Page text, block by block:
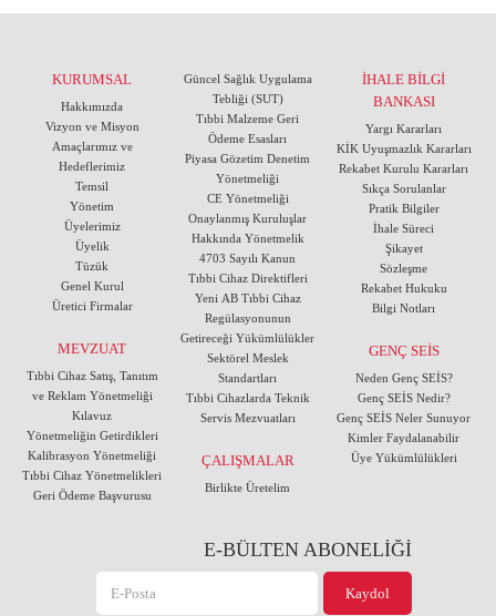
KURUMSAL
Hakkımızda
Vizyon ve Misyon
Amaçlarımız ve
Hedeflerimiz
Temsil
Yönetim
Üyelerimiz
Üyelik
Tüzük
Genel Kurul
Üretici Firmalar
MEVZUAT
Tıbbi Cihaz Satış, Tanıtım
ve Reklam Yönetmeliği
Kılavuz
Yönetmeliğin Getirdikleri
Kalibrasyon Yönetmeliği
Tıbbi Cihaz Yönetmelikleri
Geri Ödeme Başvurusu
Güncel Sağlık Uygulama
Tebliği (SUT)
Tıbbi Malzeme Geri
Ödeme Esasları
Piyasa Gözetim Denetim
Yönetmeliği
CE Yönetmeliği
Onaylanmış Kuruluşlar
Hakkında Yönetmelik
4703 Sayılı Kanun
Tıbbi Cihaz Direktifleri
Yeni AB Tıbbi Cihaz
Regülasyonunun
Getireceği Yükümlülükler
Sektörel Meslek
Standartları
Tıbbi Cihazlarda Teknik
Servis Mezvuatları
ÇALIŞMALAR
Birlikte Üretelim
İHALE BİLGİ
BANKASI
Yargı Kararları
KİK Uyuşmazlık Kararları
Rekabet Kurulu Kararları
Sıkça Sorulanlar
Pratik Bilgiler
İhale Süreci
Şikayet
Sözleşme
Rekabet Hukuku
Bilgi Notları
GENÇ SEİS
Neden Genç SEİS?
Genç SEİS Nedir?
Genç SEİS Neler Sunuyor
Kimler Faydalanabilir
Üye Yükümlülükleri
E-BÜLTEN ABONELİĞİ